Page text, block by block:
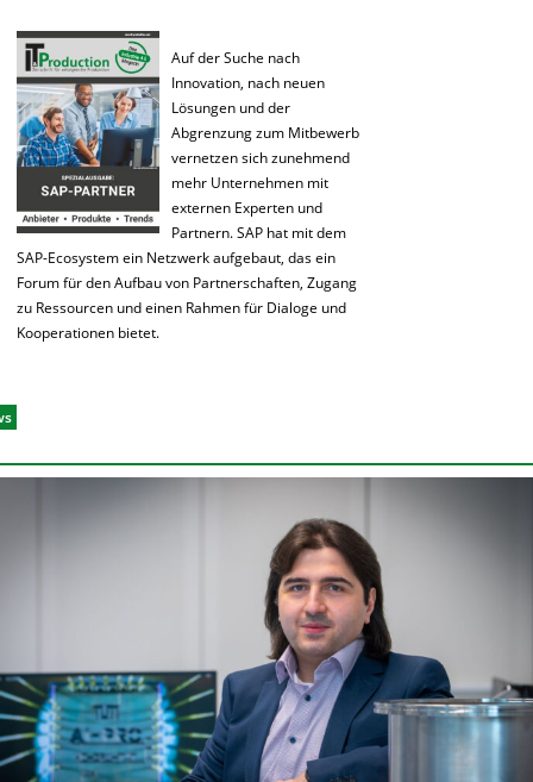
Auf der Suche nach
Innovation, nach neuen
Lösungen und der
Abgrenzung zum Mitbewerb
vernetzen sich zunehmend
mehr Unternehmen mit
externen Experten und
Partnern. SAP hat mit dem
SAP-Ecosystem ein Netzwerk aufgebaut, das ein
Forum für den Aufbau von Partnerschaften, Zugang
zu Ressourcen und einen Rahmen für Dialoge und
Kooperationen bietet.